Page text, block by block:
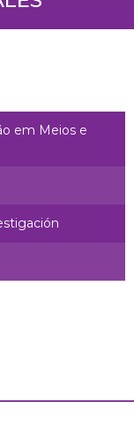
em Meios e